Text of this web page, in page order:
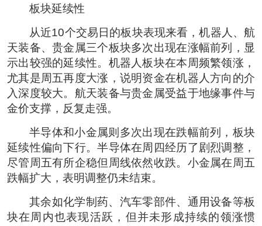
板块延续性
从近10个交易日的板块表现来看，机器人、航
天装备、贵金属三个板块多次出现在涨幅前列，显
示出较强的延续性。机器人板块在本周频繁领涨，
尤其是周五再度大涨，说明资金在机器人方向的介
入深度较大。航天装备与贵金属受益于地缘事件与
金价支撑，反复走强。
半导体和小金属则多次出现在跌幅前列，板块
延续性偏向下行。半导体在周四经历了剧烈调整，
尽管周五有所企稳但周线依然收跌。小金属在周五
跌幅扩大，表明调整仍未结束。
其余如化学制药、汽车零部件、通用设备等板
块在周内也表现活跃，但并未形成持续的领涨惯